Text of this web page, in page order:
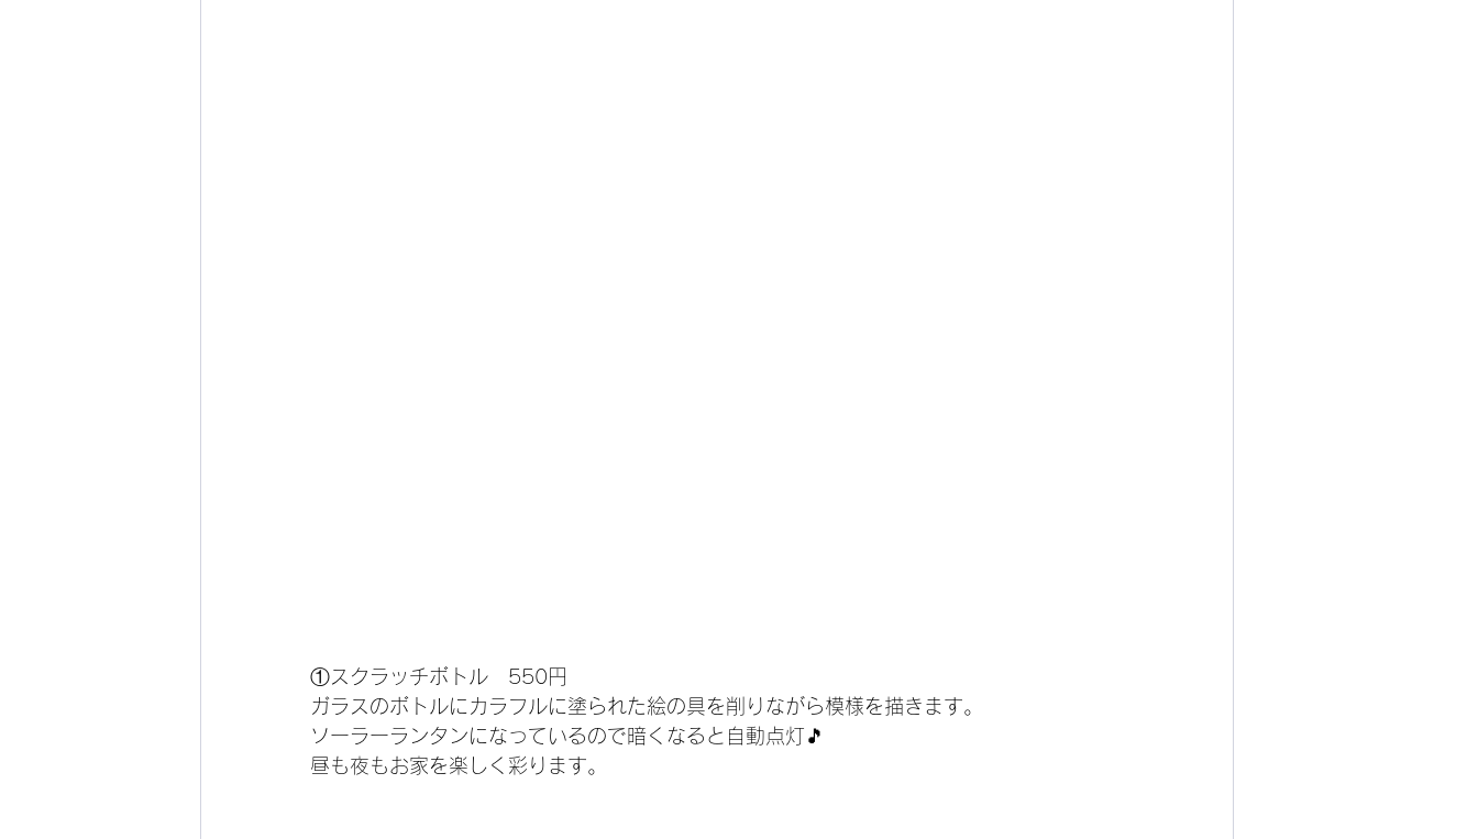
①スクラッチボトル　550円
ガラスのボトルにカラフルに塗られた絵の具を削りながら模様を描きます。
ソーラーランタンになっているので暗くなると自動点灯🎵
昼も夜もお家を楽しく彩ります。